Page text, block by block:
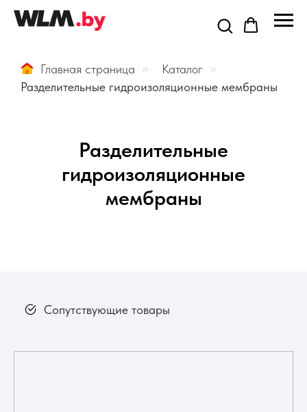
Главная страница » Каталог »
Разделительные гидроизоляционные мембраны
Разделительные
гидроизоляционные
мембраны
Сопутствующие товары